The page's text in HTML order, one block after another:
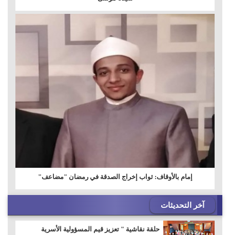
إمام بالأوقاف: ثواب إخراج الصدقة في رمضان "مضاعف"
آخر التحديثات
حلقة نقاشية " تعزيز قيم المسؤولية الأسرية